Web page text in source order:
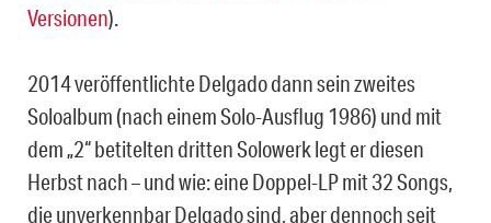
Versionen).
2014 veröffentlichte Delgado dann sein zweites
Soloalbum (nach einem Solo-Ausflug 1986) und mit
dem „2“ betitelten dritten Solowerk legt er diesen
Herbst nach – und wie: eine Doppel-LP mit 32 Songs,
die unverkennbar Delgado sind, aber dennoch seit